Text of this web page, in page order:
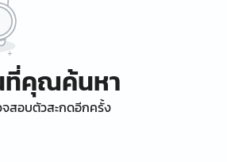
ที่คุณค้นหา
สอบตัวสะกดอีกครั้ง